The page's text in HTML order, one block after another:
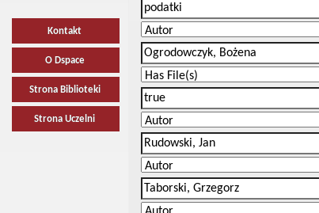
Kontakt
O Dspace
Strona Biblioteki
Strona Uczelni